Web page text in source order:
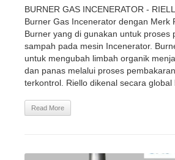
BURNER GAS INCENERATOR -
Burner Gas Incenerator dengan Merk
Burner yang di gunakan untuk proses
sampah pada mesin Incenerator.
untuk mengubah limbah organik
dan panas melalui proses
terkontrol. Riello dikenal secara global
Read More